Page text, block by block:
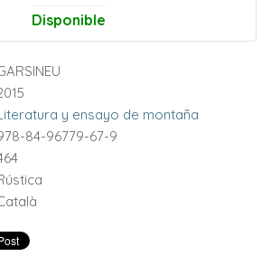
Disponible
y ensayo de montaña
84-96779-67-9